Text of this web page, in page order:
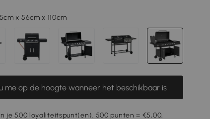
x 56cm x 110cm
me op de hoogte wanneer het beschikbaar is
je 500 loyaliteitspunt(en). 500 punten = €5,00,